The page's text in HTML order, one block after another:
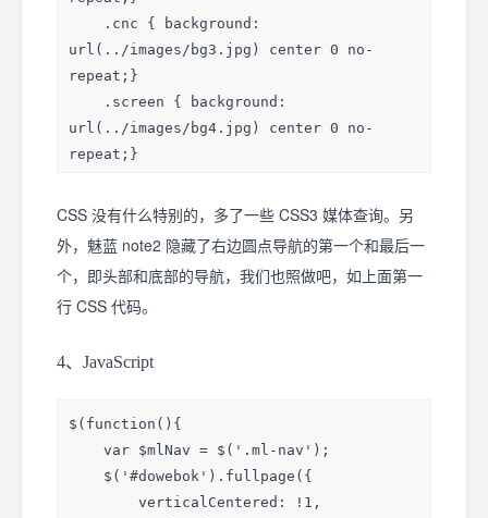
<li><a
href="javascript:">服务</a></li>
<li><a
href="javascript:">社区</a></li>
</ul>
<div class="login">
<a href="javascript:">注
</div>
</div>
</div>
<div class="section banner active">
<div class="desc banner-
<h1>青年良品</h1>
<p>追求极致，轻易不说完美
&mdash;&mdash;半年时间内，我们便更新了魅蓝
note2。它从各个方面都更进一步；
.cnc { background:
url(../images/bg3.jpg) center 0 no-
repeat;}
.screen { background:
url(../images/bg4.jpg) center 0 no-
repeat;}
url(../images/bg5.jpg) center 0 no-
.camera { background:
url(../images/bg7.jpg) center 0 no-
repeat;}
url(../images/bg9.jpg) center 0 no-
...
@media screen and (max-width:1440px) {
.cnc { background:
CSS 没有什么特别的，多了一些 CSS3 媒体查询。另
外，魅蓝 note2 隐藏了右边圆点导航的第一个和最后一
个，即头部和底部的导航，我们也照做吧，如上面第一
行 CSS 代码。
4、JavaScript
$(function(){
var $mlNav = $('.ml-nav');
$('#dowebok').fullpage({
verticalCentered: !1,